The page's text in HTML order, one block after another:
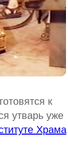
к
утварь уже
Храма